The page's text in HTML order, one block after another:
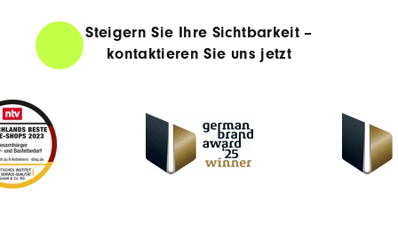
Steigern Sie Ihre Sichtbarkeit –
kontaktieren Sie uns jetzt